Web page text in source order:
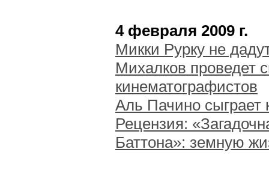
4 февраля 2009 г.
Микки Рурку не
Михалков проведет
кинематографистов
Аль Пачино сыграет
Рецензия:
Баттона»: земную